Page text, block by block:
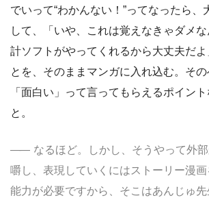
でいって“わかんない！”ってなったら、
して、「いや、これは覚えなきゃダメ
計ソフトがやってくれるから大丈夫だよ
とを、そのままマンガに入れ込む。そ
「面白い」って言ってもらえるポイン
と。
なるほど。しかし、そうやって外
嚼し、表現していくにはストーリー漫
能力が必要ですから、そこはあんじゅ先